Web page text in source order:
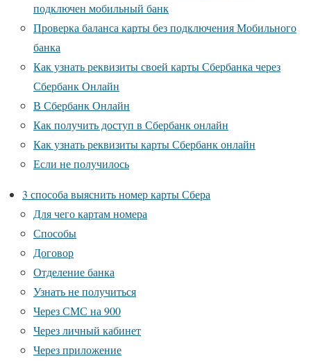
подключен мобильный банк
Проверка баланса карты без подключения Мобильного
банка
Как узнать реквизиты своей карты Сбербанка через
Сбербанк Онлайн
В Сбербанк Онлайн
Как получить доступ в Сбербанк онлайн
Как узнать реквизиты карты Сбербанк онлайн
Если не получилось
3 способа выяснить номер карты Сбера
Для чего картам номера
Способы
Договор
Отделение банка
Узнать не получиться
Через СМС на 900
Через личный кабинет
Через приложение